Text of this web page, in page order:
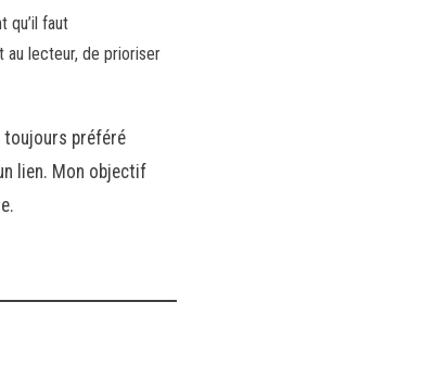
qu’il faut
au lecteur, de prioriser
toujours préféré
lien. Mon objectif